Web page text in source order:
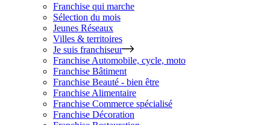
Franchise qui marche
Sélection du mois
Jeunes Réseaux
Villes & territoires
Je suis franchiseur
Franchise Automobile, cycle, moto
Franchise Bâtiment
Franchise Beauté - bien être
Franchise Alimentaire
Franchise Commerce spécialisé
Franchise Décoration